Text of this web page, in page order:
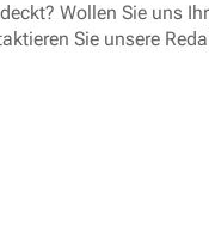
Wollen Sie uns
Sie unsere